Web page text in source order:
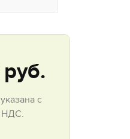
руб.
с
НДС.